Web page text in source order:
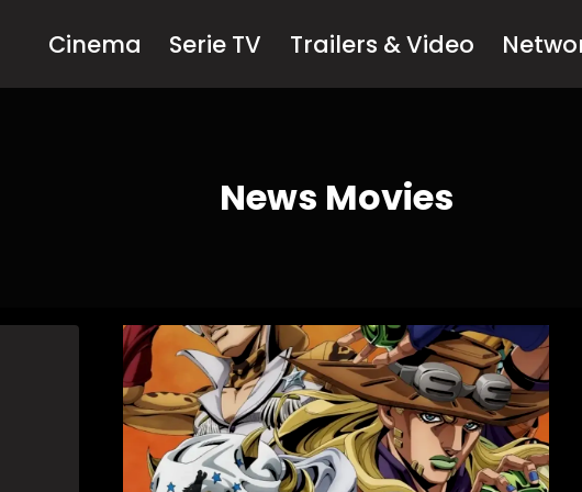
Cinema Serie TV Trailers & Video
News Movies